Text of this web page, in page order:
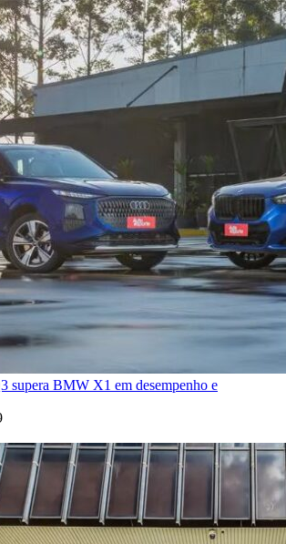
supera BMW X1 em desempenho e